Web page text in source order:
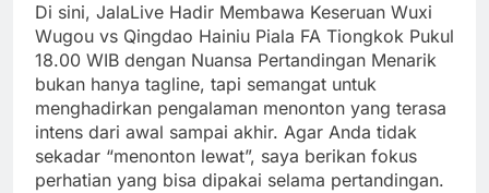
Di sini, JalaLive Hadir Membawa Keseruan Wuxi
Wugou vs Qingdao Hainiu Piala FA Tiongkok Pukul
18.00 WIB dengan Nuansa Pertandingan Menarik
bukan hanya tagline, tapi semangat untuk
menghadirkan pengalaman menonton yang terasa
intens dari awal sampai akhir. Agar Anda tidak
sekadar “menonton lewat”, saya berikan fokus
perhatian yang bisa dipakai selama pertandingan.